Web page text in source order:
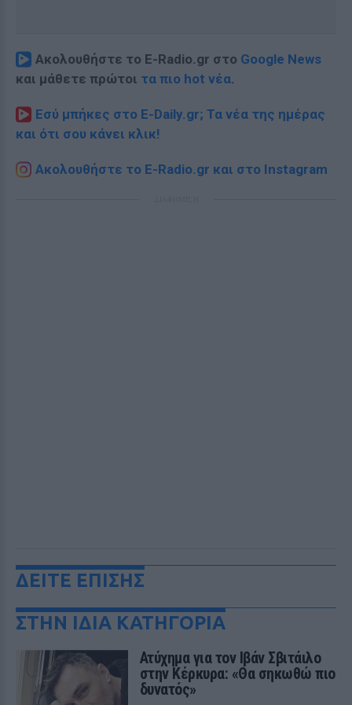
Ακολουθήστε το E-Radio.gr στο Google News
και μάθετε πρώτοι τα πιο hot νέα.
Εσύ μπήκες στο E-Daily.gr; Τα νέα της ημέρας
και ότι σου κάνει κλικ!
Ακολουθήστε το E-Radio.gr και στο Instagram
ΔΕΙΤΕ ΕΠΙΣΗΣ
ΣΤΗΝ ΙΔΙΑ ΚΑΤΗΓΟΡΙΑ
Ατύχημα για τον Ιβάν Σβιτάιλο
στην Κέρκυρα: «Θα σηκωθώ πιο
δυνατός»